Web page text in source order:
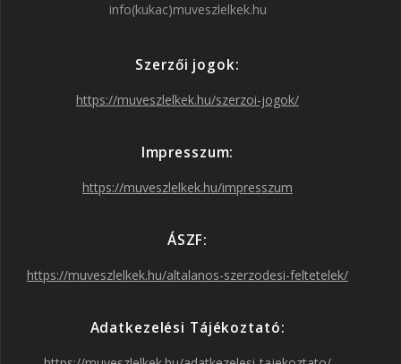
o r
a
m
r
info(kukac)muveszlelkek.hu
Szerzői jogok:
https://muveszlelkek.hu/szerzoi-jogok/
Impresszum:
https://muveszlelkek.hu/impresszum
ÁSZF:
https://muveszlelkek.hu/altalanos-szerzodesi-feltetelek/
Adatkezelési Tájékoztató: